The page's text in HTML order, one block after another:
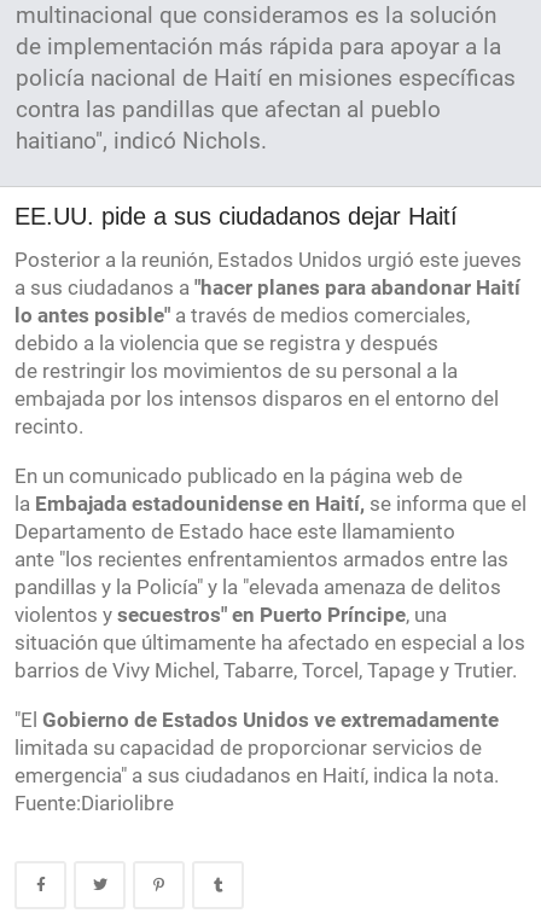
multinacional que consideramos es la solución
de implementación más rápida para apoyar a la
policía nacional de Haití en misiones específicas
contra las pandillas que afectan al pueblo
haitiano", indicó Nichols.
EE.UU. pide a sus ciudadanos dejar Haití
Posterior a la reunión, Estados Unidos urgió este jueves
a sus ciudadanos a "hacer planes para abandonar Haití
lo antes posible" a través de medios comerciales,
debido a la violencia que se registra y después
de restringir los movimientos de su personal a la
embajada por los intensos disparos en el entorno del
recinto.
En un comunicado publicado en la página web de
la Embajada estadounidense en Haití, se informa que el
Departamento de Estado hace este llamamiento
ante "los recientes enfrentamientos armados entre las
pandillas y la Policía" y la "elevada amenaza de delitos
violentos y secuestros" en Puerto Príncipe, una
situación que últimamente ha afectado en especial a los
barrios de Vivy Michel, Tabarre, Torcel, Tapage y Trutier.
"El Gobierno de Estados Unidos ve extremadamente
limitada su capacidad de proporcionar servicios de
emergencia" a sus ciudadanos en Haití, indica la nota.
Fuente:Diariolibre